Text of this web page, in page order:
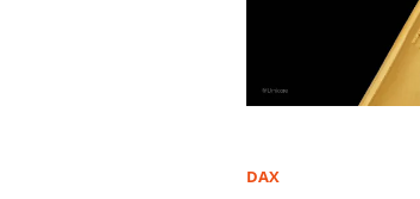
DAX